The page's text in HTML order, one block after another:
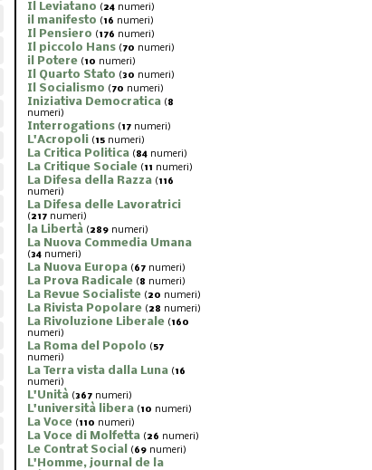
Il Leviatano (24 numeri)
il manifesto (16 numeri)
Il Pensiero (176 numeri)
Il piccolo Hans (70 numeri)
il Potere (10 numeri)
Il Quarto Stato (30 numeri)
Il Socialismo (70 numeri)
Iniziativa Democratica (8
numeri)
Interrogations (17 numeri)
L'Acropoli (15 numeri)
La Critica Politica (84 numeri)
La Critique Sociale (11 numeri)
La Difesa della Razza (116
numeri)
La Difesa delle Lavoratrici
(217 numeri)
la Libertà (289 numeri)
La Nuova Commedia Umana
(34 numeri)
La Nuova Europa (67 numeri)
La Prova Radicale (8 numeri)
La Revue Socialiste (20 numeri)
La Rivista Popolare (28 numeri)
La Rivoluzione Liberale (160
numeri)
La Roma del Popolo (57
numeri)
La Terra vista dalla Luna (16
numeri)
L'Unità (367 numeri)
L'università libera (10 numeri)
La Voce (110 numeri)
La Voce di Molfetta (26 numeri)
Le Contrat Social (69 numeri)
L'Homme, journal de la